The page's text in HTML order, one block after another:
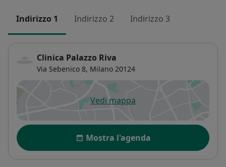
Indirizzo 1 Indirizzo 2 Indirizzo 3
Clinica Palazzo Riva
Via Sebenico 8, Milano 20124
Vedi mappasi apre in una nuova scheda
Disponibilità
Mostra l'agenda